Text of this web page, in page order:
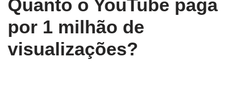
Quanto o YouTube paga
por 1 milhão de
visualizações?